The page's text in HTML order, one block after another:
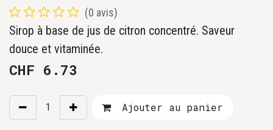
(0 avis)
Sirop à base de jus de citron concentré. Saveur
douce et vitaminée.
CHF 6.73
Ajouter au panier